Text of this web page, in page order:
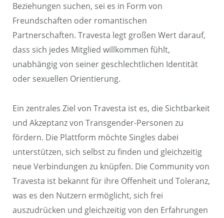
Beziehungen suchen, sei es in Form von
Freundschaften oder romantischen
Partnerschaften. Travesta legt großen Wert darauf,
dass sich jedes Mitglied willkommen fühlt,
unabhängig von seiner geschlechtlichen Identität
oder sexuellen Orientierung.
Ein zentrales Ziel von Travesta ist es, die Sichtbarkeit
und Akzeptanz von Transgender-Personen zu
fördern. Die Plattform möchte Singles dabei
unterstützen, sich selbst zu finden und gleichzeitig
neue Verbindungen zu knüpfen. Die Community von
Travesta ist bekannt für ihre Offenheit und Toleranz,
was es den Nutzern ermöglicht, sich frei
auszudrücken und gleichzeitig von den Erfahrungen